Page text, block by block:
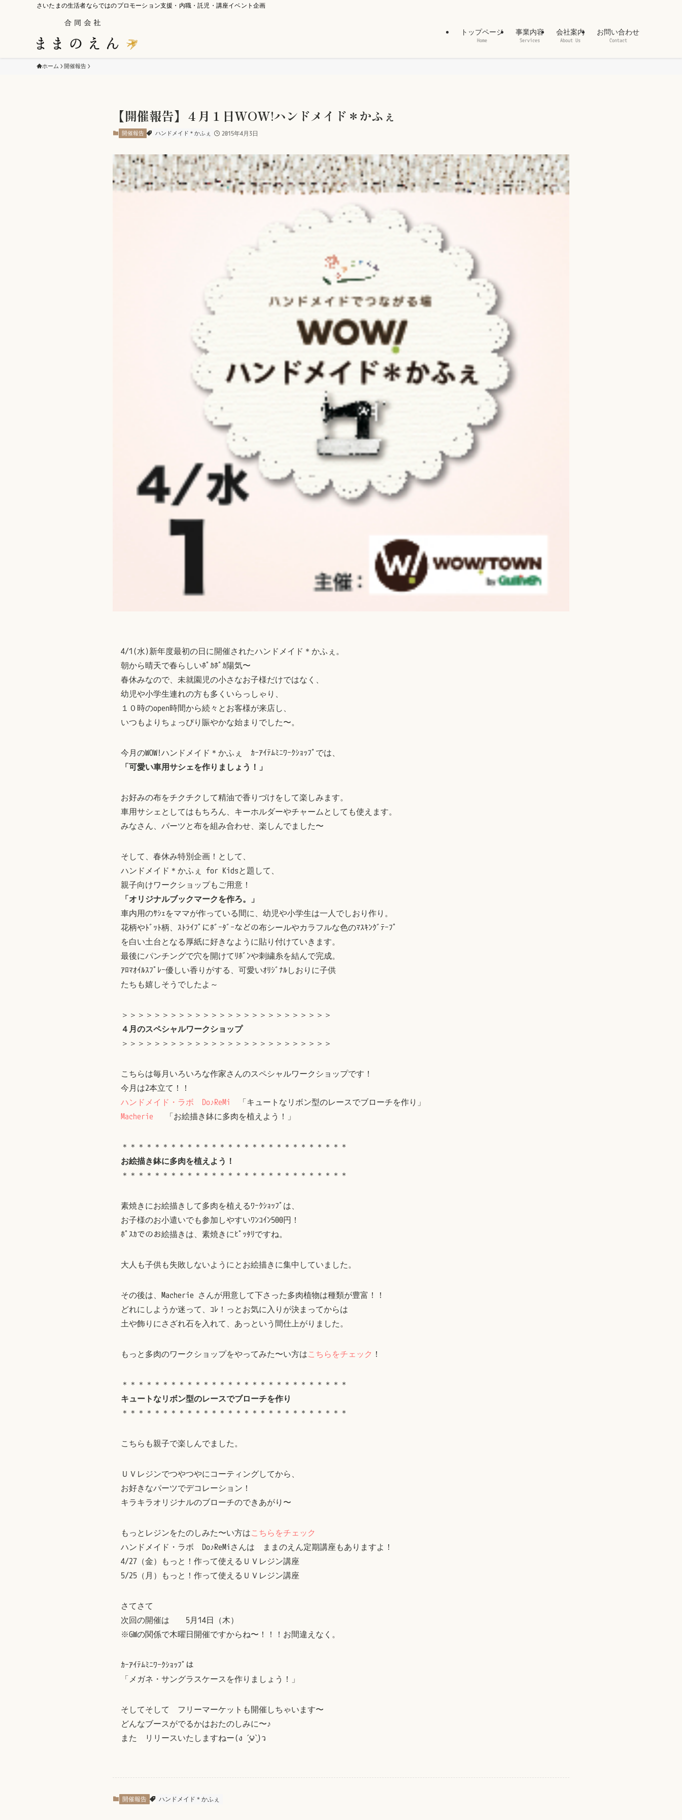
さいたまの生活者ならではのプロモーション支援・内職・託児・講座イベント企画
トップページ
Home
事業内容
Services
会社案内
About Us
お問い合わせ
Contact
ホーム 開催報告
【開催報告】４月１日WOW!ハンドメイド＊かふぇ
開催報告 ハンドメイド＊かふぇ 2015年4月3日
4/1(水)新年度最初の日に開催されたハンドメイド＊かふぇ。
朝から晴天で春らしいﾎﾟｶﾎﾟｶ陽気〜
春休みなので、未就園児の小さなお子様だけではなく、
幼児や小学生連れの方も多くいらっしゃり、
１０時のopen時間から続々とお客様が来店し、
いつもよりちょっぴり賑やかな始まりでした〜。
今月のWOW!ハンドメイド＊かふぇ ｶｰｱｲﾃﾑﾐﾆﾜｰｸｼｮｯﾌﾟでは、
「可愛い車用サシェを作りましょう！」
お好みの布をチクチクして精油で香りづけをして楽しみます。
車用サシェとしてはもちろん、キーホルダーやチャームとしても使えます。
みなさん、パーツと布を組み合わせ、楽しんでました〜
そして、春休み特別企画！として、
ハンドメイド＊かふぇ for Kidsと題して、
親子向けワークショップもご用意！
「オリジナルブックマークを作ろ。」
車内用のｻｼｪをママが作っている間に、幼児や小学生は一人でしおり作り。
花柄やﾄﾞｯﾄ柄、ｽﾄﾗｲﾌﾟにﾎﾞｰﾀﾞｰなどの布シールやカラフルな色のﾏｽｷﾝｸﾞﾃｰﾌﾟ
を白い土台となる厚紙に好きなように貼り付けていきます。
最後にパンチングで穴を開けてﾘﾎﾞﾝや刺繍糸を結んで完成。
ｱﾛﾏｵｲﾙｽﾌﾟﾚｰ優しい香りがする、可愛いｵﾘｼﾞﾅﾙしおりに子供
たちも嬉しそうでしたよ～
＞＞＞＞＞＞＞＞＞＞＞＞＞＞＞＞＞＞＞＞＞＞＞＞＞＞
４月のスペシャルワークショップ
＞＞＞＞＞＞＞＞＞＞＞＞＞＞＞＞＞＞＞＞＞＞＞＞＞＞
こちらは毎月いろいろな作家さんのスペシャルワークショップです！
今月は2本立て！！
ハンドメイド・ラボ Do♪ReMi
「キュートなリボン型のレースでブローチを作り」
Macherie 「お絵描き鉢に多肉を植えよう！」
＊＊＊＊＊＊＊＊＊＊＊＊＊＊＊＊＊＊＊＊＊＊＊＊＊＊＊＊
お絵描き鉢に多肉を植えよう！
＊＊＊＊＊＊＊＊＊＊＊＊＊＊＊＊＊＊＊＊＊＊＊＊＊＊＊＊
素焼きにお絵描きして多肉を植えるﾜｰｸｼｮｯﾌﾟは、
お子様のお小遣いでも参加しやすいﾜﾝｺｲﾝ500円！
ﾎﾟｽｶでのお絵描きは、素焼きにﾋﾟｯﾀﾘですね。
大人も子供も失敗しないようにとお絵描きに集中していました。
その後は、Macherie さんが用意して下さった多肉植物は種類が豊富！！
どれにしようか迷って、ｺﾚ！っとお気に入りが決まってからは
土や飾りにさざれ石を入れて、あっという間仕上がりました。
もっと多肉のワークショップをやってみた〜い方はこちらをチェック ！
＊＊＊＊＊＊＊＊＊＊＊＊＊＊＊＊＊＊＊＊＊＊＊＊＊＊＊＊
キュートなリボン型のレースでブローチを作り
＊＊＊＊＊＊＊＊＊＊＊＊＊＊＊＊＊＊＊＊＊＊＊＊＊＊＊＊
こちらも親子で楽しんでました。
ＵＶレジンでつやつやにコーティングしてから、
お好きなパーツでデコレーション！
キラキラオリジナルのブローチのできあがり〜
もっとレジンをたのしみた〜い方はこちらをチェック
ハンドメイド・ラボ Do♪ReMiさんは ままのえん定期講座もありますよ！
4/27（金）もっと！作って使えるＵＶレジン講座
5/25（月）もっと！作って使えるＵＶレジン講座
さてさて
次回の開催は 5月14日（木）
※GWの関係で木曜日開催ですからね〜！！！お間違えなく。
ｶｰｱｲﾃﾑﾐﾆﾜｰｸｼｮｯﾌﾟは
「メガネ・サングラスケースを作りましょう！」
そしてそして フリーマーケットも開催しちゃいます〜
どんなブースがでるかはおたのしみに〜♪
また リリースいたしますねー(ง ´͈౪`͈)ว
開催報告 ハンドメイド＊かふぇ